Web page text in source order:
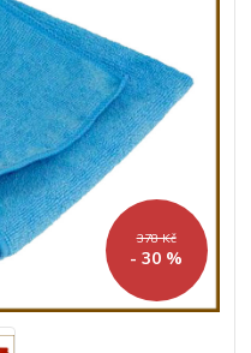
378 Kč
- 30 %